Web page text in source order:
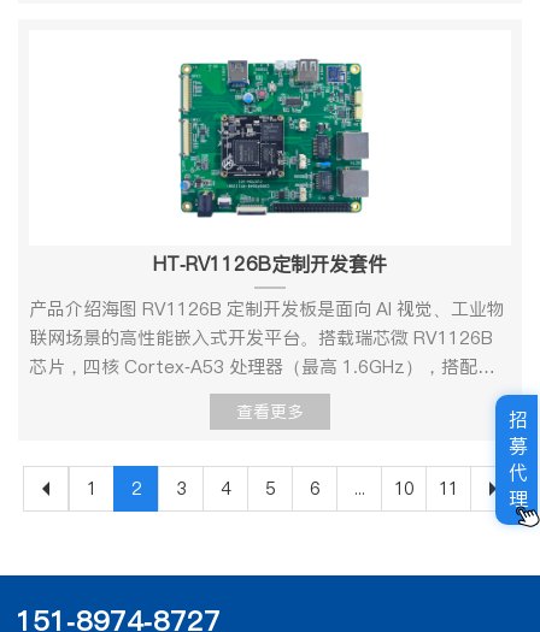
mkdir、mount、ps、reboot、rm、lsmod、rmmod 等图
形界面QT5.8.0提供完善的QT 开发资源 工作环境环境参数
min典型值max商业级温度0℃/70℃储存温度-10℃25℃85℃
工作电压11.7V12V12.5V 功耗典型电压典型电流典型功耗
12VTBDTBD 技术支持及资料1、开发资料l 提供基于核心
板的产品设计手册，包括硬件设计、系统移植、驱动开发、
码、内核源码等供用户设计参考，产品开发速度提高50%以
上。l 提供主芯片数据手册、软件开发环境、软件开发SDK
包。l 提供vio、avs、venc、vdec、dsp、nnie、ive 等丰富
的Linux 例程。l 提供Linux+Qt 开发环境，快速进入Qt 应用
软件开发。 2、技术支持l 协助判断产品是否存在故障l HT-
3559A主板产品软硬件资源解释l 帮助正确地编译与运行我们
提供的源代码l 按照产品文档资料，解决主板内出现的异常问
题 3、增值服务l 根据用户需求完成定制硬件及软件开发l 支
持Linux系统定制l 支持OEM/ODM定制l 支持项目外包开发
eMMCeMMC 驱动DDRDDR驱动AUDIOINPUT/OUTPUT输
入/输出声卡驱动TCP/IP提供完整的TCP/IP 协议配置系统和
服务Ifconfig/route等用于网络配置及相关服务程序文件系统
常用命令cat、chmod、echo、free、top、kill、ls、
mkdir、mount、ps、reboot、rm、lsmod、rmmod 等图
形界面QT5.8.0提供完善的QT 开发资源 工作环境环境参数
度-10℃25℃85℃工作电压11.7V12V12.5V功耗典型电压典
型电流典型功耗12VTBDTBD技术支持及资料 1、开发资
料 提供基于核心板的产品设计手册，包括硬件设计、系统移
植、驱动开发、 应用软件开发环境。资料包括载板的原理
图、PCB、驱动源码、内核源码 等供用户设计参考，产品开
发速度提高 50%以上。 提供主芯片数据手册、软件开发环
dsp、nnie、ive 等丰富的 Linux 例程。 提供 Linux+Qt 开发
环境，快速进入 Qt 应用软件开发。 2、技术支持 协助判断
产品是否存在故障 HT-SD3403开发板产品软硬件资源解释
完成定制硬件及软件开发 支持 Linux 系统定制 支持
2016.11启动方式支持从eMMC 启动烧录方式调试串
口 Kernel版本linux 4.9支持的文件系统
ext4/nfs/yaffs2/ubifs下载方式串口/网口 Device
DriverSerial port串口驱动RTC硬件时钟驱动，保存系统时
间Ethernet10/100 以太网卡驱动USB hostUSB 2.0 host 驱
动INPUTHDMI 输入驱动MMC/SDMMC/SD 控制器驱动
eMMCeMMC 驱动DDRDDR驱动AUDIOINPUT/OUTPUT输
入/输出声卡驱动TCP/IP提供完整的TCP/IP 协议配置系统和
服务Ifconfig/route等用于网络配置及相关服务程序文件系统
常用命令cat、chmod、echo、free、top、kill、ls、
形界面QT5.8.0提供完善的QT 开发资源 4、工作环境环境
度-10℃25℃85℃工作电压11.7V12V12.5V 5、 功耗典型电
压典型电流典型功耗12VTBDTBD 技术支持及资料1、开发
资料l 提供基于核心板的产品设计手册，包括硬件设计、系统
发速度提高50%以上。l 提供主芯片数据手册、软件开发环
PCIE2.0复用）TYPEC接口2输出接口MIPI_DPHY2输入接口
2输出接口MIPI_CSI2输入接口USB接口2USB2.0 HOST接口
PCIE接口3PCIE2.0接口（和SATA接口复用）
2PCIE3.0SDMMC接口1SDIO接口1SDIO3.0接口GPIO接口
1~8接口GMAC接口2SARADC接口3软件规格参
数 Linux Uboot版本启动方式支持从eMMC 启动烧录
ext4/nfs/yaffs2/ubifs下载方式串口/网口 Device
DriverSerial port串口驱动RTC硬件时钟驱动，保存系统时
间Ethernet10/100/1000M 以太网卡驱动INPUTHDMI 输入
驱动MMC/SDMMC/SD 控制器驱动I2SI2S 总线驱动
OUPTHDMI 输出驱动SPISPI 总线驱动eMMCeMMC 驱动
DDRDDR驱动AUDIOINPUT/OUTPUT输入/输出声卡驱动
型电流典型功耗12VTBDTBD技术支持及资料 1、开发资
视频接口，支持4 Lane MIPI CSI视频输入和MIPI DSI输出，
可广泛应用于AIoT、工业控制及智能安防等领域。详细参数
项目信息编号功能/接口规格参数核心配置#1主控
RV1126B（国产化设计）#2内存DDR4 1GB(支持
2GB,4GB)#3存储类型及空间EMMC 8GB(支持
4GB,16GB,32GB,64GB)#4板卡形态核心板#5板卡尺寸及限
5V，最大功率小于2W（不接外设），支持AOV3.0 电源管
理方案，支持待机模式，功耗0.5W#7网口2*千兆网口
#8USB口1*OTG 3.0 ,1*USB2.0#9调试口串口调试#10视频
输入4*2lane/2*4lane mipi 1路标准DVP接口 #11视频
输出1路MIPI DSI#12音频输入12*mic,1*I2S#13音频输出
11*DSM(L+R)#14串口8路UART，其中一路为
路TF卡，另一路可接WIFI#17i2c6路I2C接口#18spi2路SPI接
口#19ADC3-6路ADC接口#20GPIO尽可能多#21PWM尽可
题 2、增值服务 根据用户需求完成定制硬件及软件开发 支
HT-RV1126B定制开发套件
产品介绍海图 RV1126B 定制开发板是面向 AI 视觉、工业物
联网场景的高性能嵌入式开发平台。搭载瑞芯微 RV1126B
芯片，四核 Cortex-A53 处理器（最高 1.6GHz），搭配
3.0TOps 高算力 NPU，可高效运行智能视频分析、边缘 AI
推理等算法。标配 4GB DDR4 内存 + 32GB eMMC 存储，
多路 USB、千兆网口、MIPI CSI/DSI、串口、CAN 总线、
ADC/PWM 等，覆盖音视频采集、工业控制、传感器接入等
数项目类型型号参数说明核心配置处理器RV1126BCPU四核
查看更多
1 2 3 4 5 6 ... 10 11
151-8974-8727
招
募
代
理